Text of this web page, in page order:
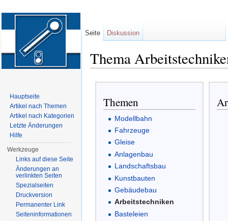
Thema
Themen
Modellbahn
Fahrzeuge
Gleise
Anlagenbau
Landschaftsbau
Kunstbauten
Gebäudebau
Arbeitstechniken
Basteleien
Seite Diskussion
Hauptseite
Artikel nach Themen
Artikel nach Kategorien
Letzte Änderungen
Hilfe
Werkzeuge
Links auf diese Seite
Änderungen an
verlinkten Seiten
Spezialseiten
Druckversion
Permanenter Link
Seiten­informationen